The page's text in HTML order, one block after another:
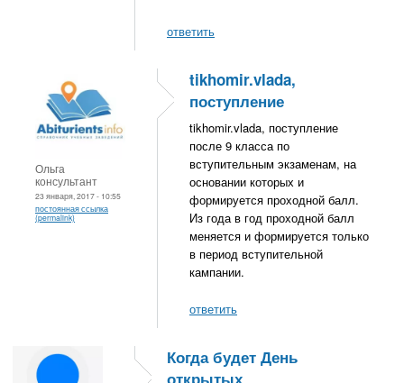
ответить
Ольга
консультант
23 января, 2017 - 10:55
постоянная ссылка
(permalink)
tikhomir.vlada,
поступление
tikhomir.vlada, поступление
после 9 класса по
вступительным экзаменам, на
основании которых и
формируется проходной балл.
Из года в год проходной балл
меняется и формируется только
в период вступительной
кампании.
ответить
Когда будет День
открытых